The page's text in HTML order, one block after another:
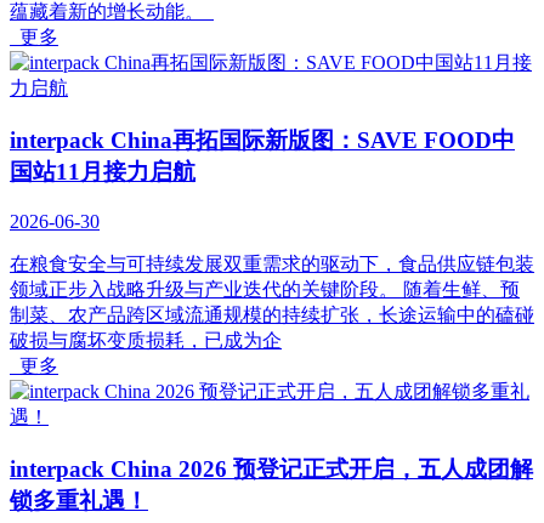
蕴藏着新的增长动能。
更多
interpack China再拓国际新版图：SAVE FOOD中
国站11月接力启航
2026-06-30
在粮食安全与可持续发展双重需求的驱动下，食品供应链包装
领域正步入战略升级与产业迭代的关键阶段。 随着生鲜、预
制菜、农产品跨区域流通规模的持续扩张，长途运输中的磕碰
破损与腐坏变质损耗，已成为企
更多
interpack China 2026 预登记正式开启，五人成团解
锁多重礼遇！